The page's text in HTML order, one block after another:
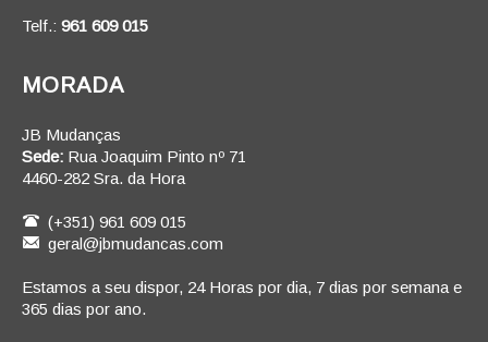
Telf.: 961 609 015
MORADA
JB Mudanças
Sede: Rua Joaquim Pinto nº 71
4460-282 Sra. da Hora
(+351) 961 609 015
geral@jbmudancas.com
Estamos a seu dispor, 24 Horas por dia, 7 dias por semana e
365 dias por ano.